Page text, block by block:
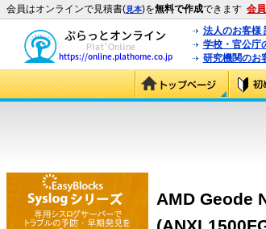
会員はオンラインで見積書(見本)を無料で作成できます 会
法人のお客様
学校・官公庁
研究機関のお
AMD Geode